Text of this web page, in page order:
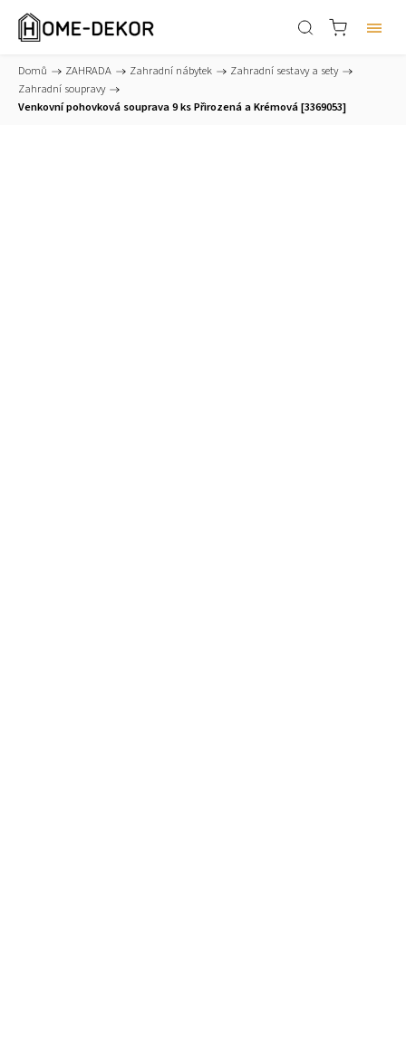
Domů / ZAHRADA / Zahradní nábytek / Zahradní sestavy a sety /
Zahradní soupravy /
Venkovní pohovková souprava 9 ks Přirozená a Krémová [3369053]